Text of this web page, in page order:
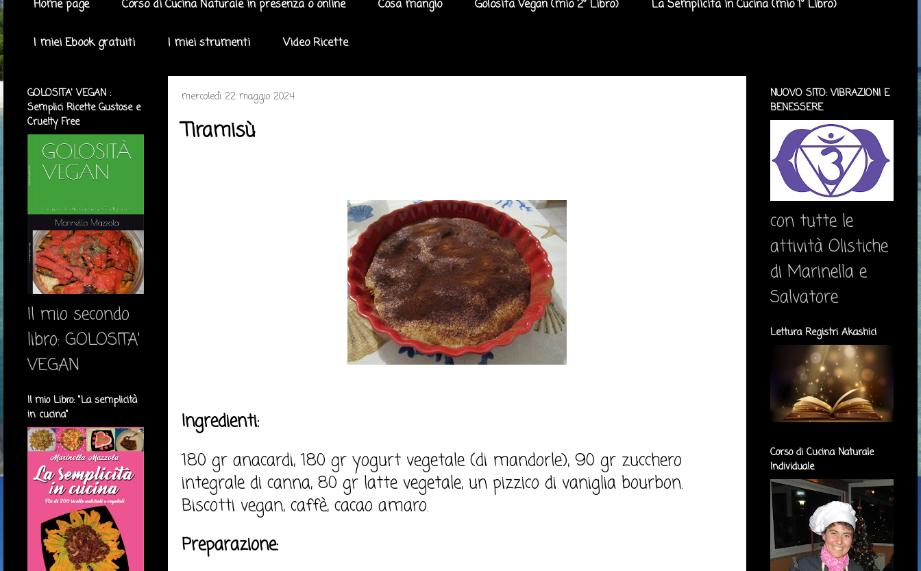
Home page Corso di Cucina Naturale in presenza o online Cosa mangio Golosità Vegan (mio 2° Libro) La Semplicità in Cucina (mio 1° Libro)
I miei Ebook gratuiti I miei strumenti Video Ricette
mercoledì 22 maggio 2024
Tiramisù
Ingredienti:
180 gr anacardi, 180 gr yogurt vegetale (di mandorle), 90 gr zucchero
integrale di canna, 80 gr latte vegetale, un pizzico di vaniglia bourbon.
Biscotti vegan, caffè, cacao amaro.
Preparazione:
GOLOSITA' VEGAN :
Semplici Ricette Gustose e
Cruelty Free
Il mio secondo
libro: GOLOSITA'
VEGAN
Il mio Libro: "La semplicità
in cucina"
NUOVO SITO: VIBRAZIONI E
BENESSERE
con tutte le
attività Olistiche
di Marinella e
Salvatore
Lettura Registri Akashici
Corso di Cucina Naturale
Individuale